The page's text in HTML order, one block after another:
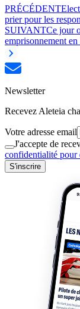
PRÉCÉDENT
prier pour les
SUIVANTCe jour
emprisonnement en
Newsletter
Recevez Aleteia
Votre adresse email
J'accepte de
confidentialité pour
S'inscrire